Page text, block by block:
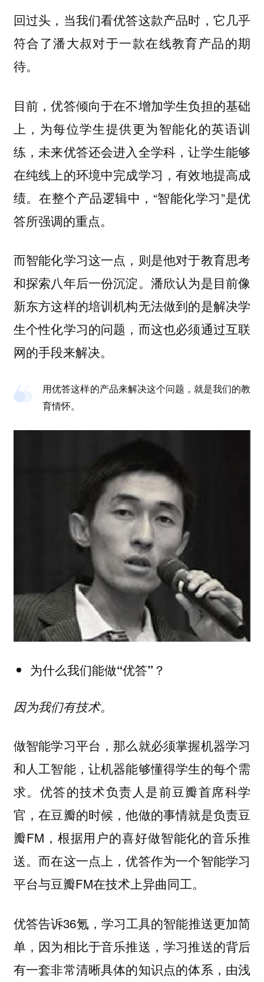
回过头，当我们看优答这款产品时，它几乎
符合了潘大叔对于一款在线教育产品的期
待。
目前，优答倾向于在不增加学生负担的基础
上，为每位学生提供更为智能化的英语训
练，未来优答还会进入全学科，让学生能够
在纯线上的环境中完成学习，有效地提高成
绩。在整个产品逻辑中，“智能化学习”是优
答所强调的重点。
而智能化学习这一点，则是他对于教育思考
和探索八年后一份沉淀。潘欣认为是目前像
新东方这样的培训机构无法做到的是解决学
生个性化学习的问题，而这也必须通过互联
网的手段来解决。
用优答这样的产品来解决这个问题，就是我们的教
育情怀。
为什么我们能做“优答”？
因为我们有技术。
做智能学习平台，那么就必须掌握机器学习
和人工智能，让机器能够懂得学生的每个需
求。优答的技术负责人是前豆瓣首席科学
官，在豆瓣的时候，他做的事情就是负责豆
瓣FM，根据用户的喜好做智能化的音乐推
送。而在这一点上，优答作为一个智能学习
平台与豆瓣FM在技术上异曲同工。
优答告诉36氪，学习工具的智能推送更加简
单，因为相比于音乐推送，学习推送的背后
有一套非常清晰具体的知识点的体系，由浅